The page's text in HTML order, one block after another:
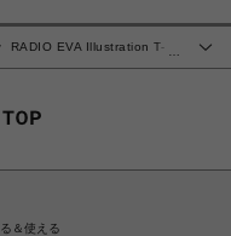
RADIO EVA Illustration T-
＆使える